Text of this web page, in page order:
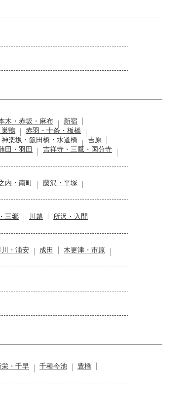
木・赤坂・麻布
新宿
巣鴨
赤羽・十条・板橋
神楽坂・飯田橋・水道橋
吉原
田・羽田
吉祥寺・三鷹・国分寺
内・南町
藤沢・平塚
三郷 川越
所沢・入間
川・浦安 成田
木更津・市原
・千早 千種今池
豊橋